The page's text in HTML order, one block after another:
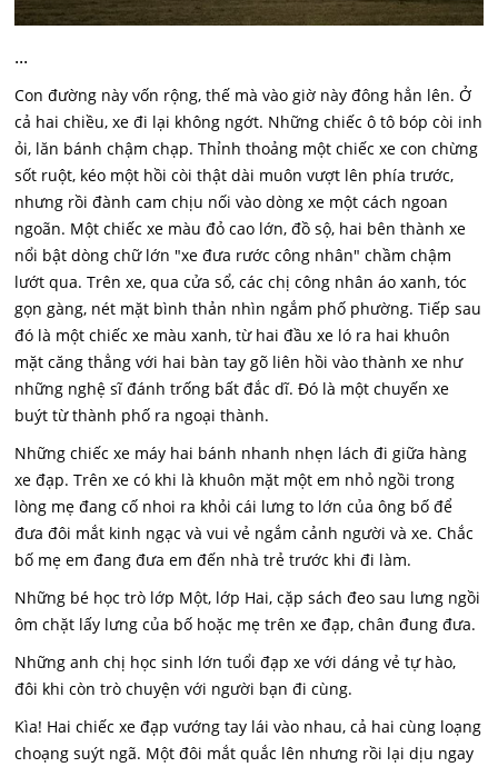
...
Con đường này vốn rộng, thế mà vào giờ này đông hẳn lên. Ở
cả hai chiều, xe đi lại không ngớt. Những chiếc ô tô bóp còi inh
ỏi, lăn bánh chậm chạp. Thỉnh thoảng một chiếc xe con chừng
sốt ruột, kéo một hồi còi thật dài muôn vượt lên phía trước,
nhưng rồi đành cam chịu nối vào dòng xe một cách ngoan
ngoãn. Một chiếc xe màu đỏ cao lớn, đồ sộ, hai bên thành xe
nổi bật dòng chữ lớn "xe đưa rước công nhân" chầm chậm
lướt qua. Trên xe, qua cửa sổ, các chị công nhân áo xanh, tóc
gọn gàng, nét mặt bình thản nhìn ngắm phố phường. Tiếp sau
đó là một chiếc xe màu xanh, từ hai đầu xe ló ra hai khuôn
mặt căng thẳng với hai bàn tay gõ liên hồi vào thành xe như
những nghệ sĩ đánh trống bất đắc dĩ. Đó là một chuyến xe
buýt từ thành phố ra ngoại thành.
Những chiếc xe máy hai bánh nhanh nhẹn lách đi giữa hàng
xe đạp. Trên xe có khi là khuôn mặt một em nhỏ ngồi trong
lòng mẹ đang cố nhoi ra khỏi cái lưng to lớn của ông bố để
đưa đôi mắt kinh ngạc và vui vẻ ngắm cảnh người và xe. Chắc
bố mẹ em đang đưa em đến nhà trẻ trước khi đi làm.
Những bé học trò lớp Một, lớp Hai, cặp sách đeo sau lưng ngồi
ôm chặt lấy lưng của bố hoặc mẹ trên xe đạp, chân đung đưa.
Những anh chị học sinh lớn tuổi đạp xe với dáng vẻ tự hào,
đôi khi còn trò chuyện với người bạn đi cùng.
Kìa! Hai chiếc xe đạp vướng tay lái vào nhau, cả hai cùng loạng
choạng suýt ngã. Một đôi mắt quắc lên nhưng rồi lại dịu ngay